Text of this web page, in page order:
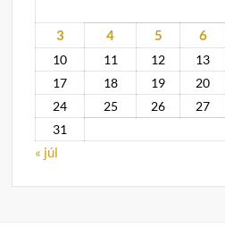
3
4 5 6
10
11 12 13
17
18 19 20
24
25 26 27
31
« júl